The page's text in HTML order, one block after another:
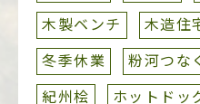
木製ベンチ
木造住
冬季休業
粉河つな
紀州桧
ホットドッ